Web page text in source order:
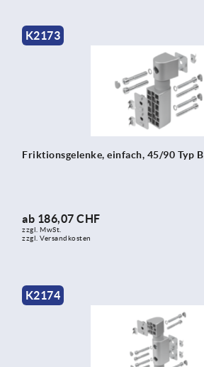
K2173
Friktionsgelenke, einfach, 45/90 Typ B
ab 186,07 CHF
zzgl. MwSt.
zzgl. Versandkosten
K2174